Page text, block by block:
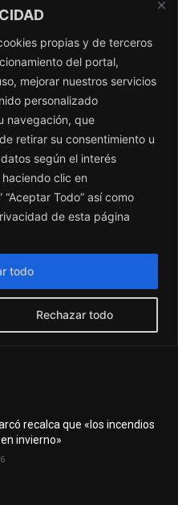
recalca que «los incendios
invierno»